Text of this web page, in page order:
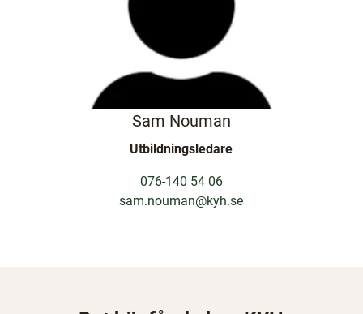
Sam Nouman
Utbildningsledare
076-140 54 06
sam.nouman@kyh.se